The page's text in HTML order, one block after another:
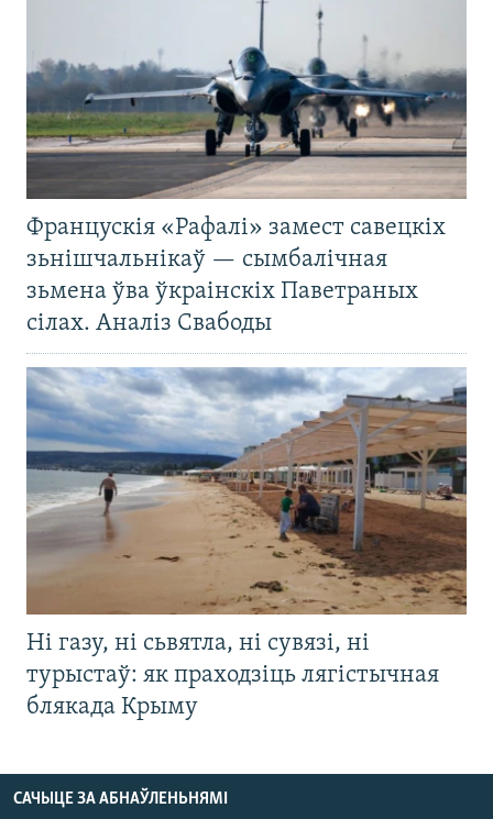
Францускія «Рафалі» замест савецкіх
зьнішчальнікаў — сымбалічная
зьмена ўва ўкраінскіх Паветраных
сілах. Аналіз Свабоды
Ні газу, ні сьвятла, ні сувязі, ні
турыстаў: як праходзіць лягістычная
блякада Крыму
САЧЫЦЕ ЗА АБНАЎЛЕНЬНЯМІ